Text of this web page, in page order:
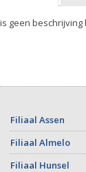
geen
Filiaal Assen
Filiaal Almelo
Filiaal Hunsel